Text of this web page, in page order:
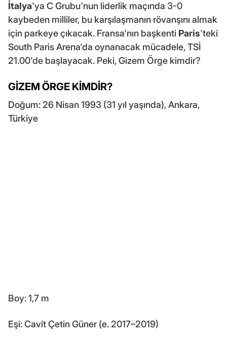
İtalya'ya C Grubu'nun liderlik maçında 3-0
kaybeden milliler, bu karşılaşmanın rövanşını almak
için parkeye çıkacak. Fransa'nın başkenti Paris'teki
South Paris Arena'da oynanacak mücadele, TSİ
21.00'de başlayacak. Peki, Gizem Örge kimdir?
GİZEM ÖRGE KİMDİR?
Doğum: 26 Nisan 1993 (31 yıl yaşında), Ankara,
Türkiye
Boy: 1,7 m
Eşi: Cavit Çetin Güner (e. 2017–2019)